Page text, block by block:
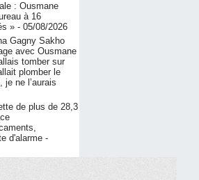
: Ousmane
à 16
» - 05/08/2026
Gagny Sakho
avec Ousmane
tomber sur
plomber le
je ne l’aurais
de plus de 28,3
d'alarme -